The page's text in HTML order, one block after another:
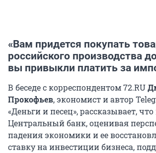
«Вам придется покупать
российского производства
вы привыкли платить за
В беседе с корреспондентом 72.RU
Прокофьев, экономист и автор
«Деньги и песец», рассказывает, что
Центральный банк, оценивая
падения экономики и ее
ставку на инвестиции бизнеса,